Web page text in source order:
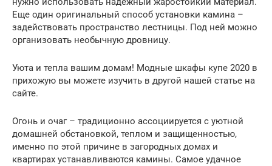
Еще один оригинальный способ установки камина –
задействовать пространство лестницы. Под ней можно
организовать необычную дровницу.
Уюта и тепла вашим домам! Модные шкафы купе 2020 в
прихожую вы можете изучить в другой нашей статье на
сайте.
Огонь и очаг – традиционно ассоциируется с уютной
домашней обстановкой, теплом и защищенностью,
именно по этой причине в загородных домах и
квартирах устанавливаются камины. Самое удачное